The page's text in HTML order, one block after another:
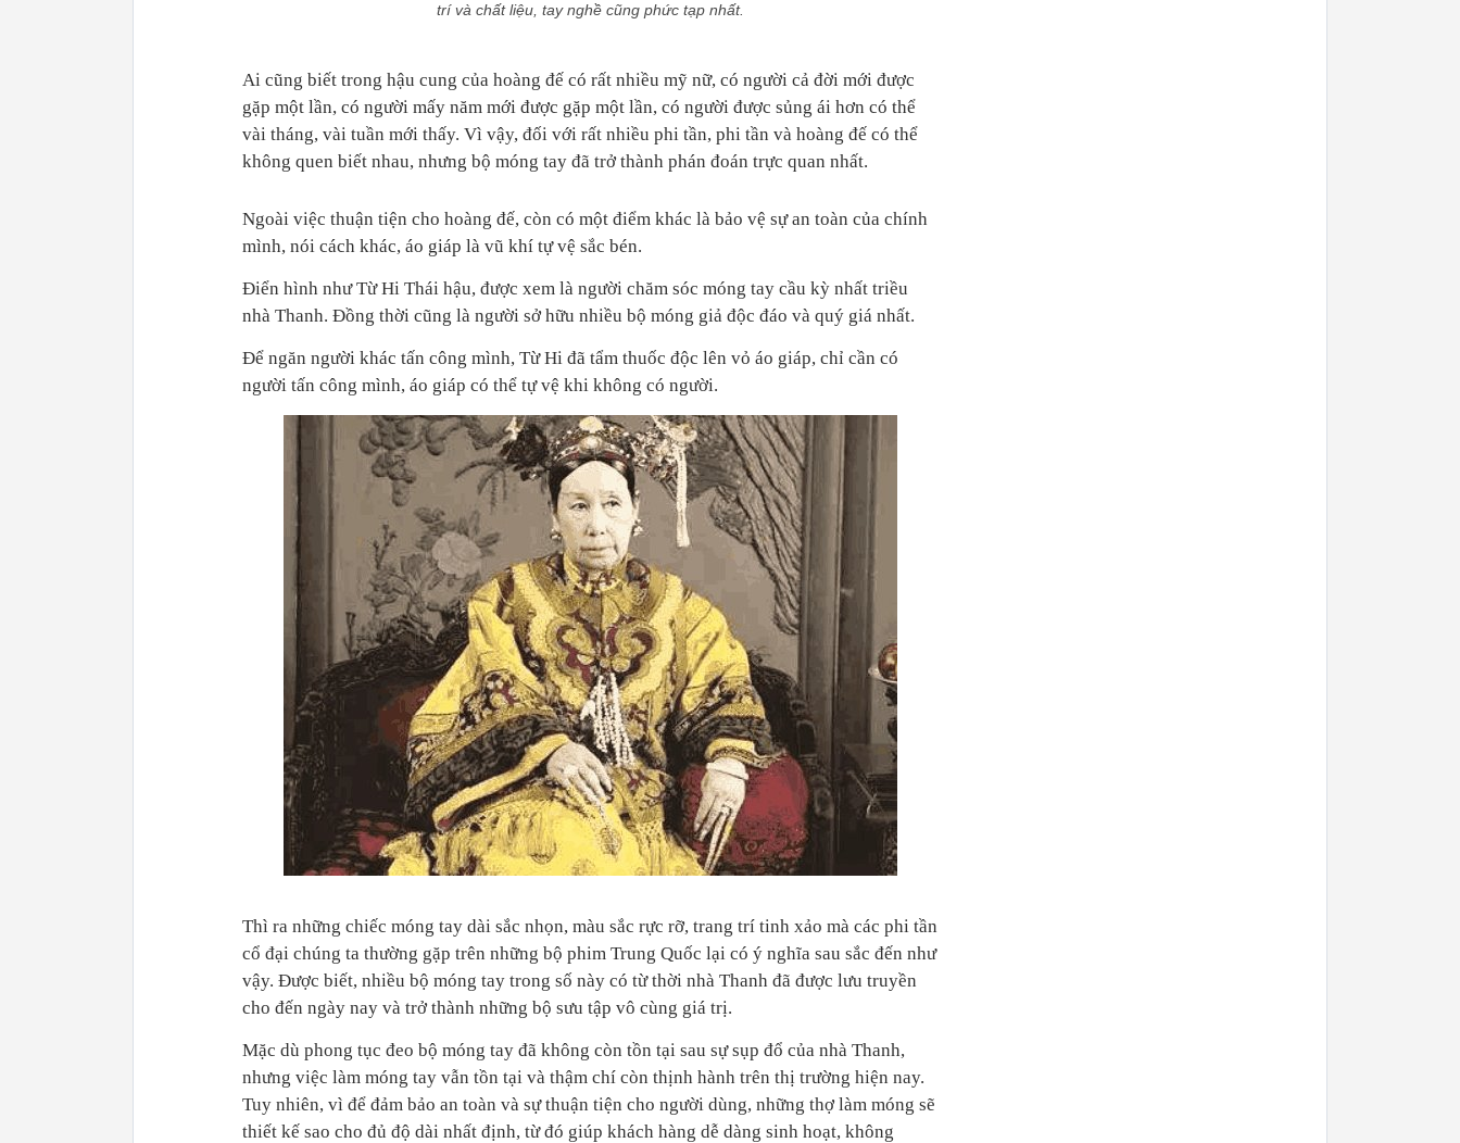
trí và chất liệu, tay nghề cũng phức tạp nhất.
Ai cũng biết trong hậu cung của hoàng đế có rất nhiều mỹ nữ, có người cả đời mới được
gặp một lần, có người mấy năm mới được gặp một lần, có người được sủng ái hơn có thể
vài tháng, vài tuần mới thấy. Vì vậy, đối với rất nhiều phi tần, phi tần và hoàng đế có thể
không quen biết nhau, nhưng bộ móng tay đã trở thành phán đoán trực quan nhất.
Ngoài việc thuận tiện cho hoàng đế, còn có một điểm khác là bảo vệ sự an toàn của chính
mình, nói cách khác, áo giáp là vũ khí tự vệ sắc bén.
Điển hình như Từ Hi Thái hậu, được xem là người chăm sóc móng tay cầu kỳ nhất triều
nhà Thanh. Đồng thời cũng là người sở hữu nhiều bộ móng giả độc đáo và quý giá nhất.
Để ngăn người khác tấn công mình, Từ Hi đã tẩm thuốc độc lên vỏ áo giáp, chỉ cần có
người tấn công mình, áo giáp có thể tự vệ khi không có người.
Thì ra những chiếc móng tay dài sắc nhọn, màu sắc rực rỡ, trang trí tinh xảo mà các phi tần
cổ đại chúng ta thường gặp trên những bộ phim Trung Quốc lại có ý nghĩa sau sắc đến như
vậy. Được biết, nhiều bộ móng tay trong số này có từ thời nhà Thanh đã được lưu truyền
cho đến ngày nay và trở thành những bộ sưu tập vô cùng giá trị.
Mặc dù phong tục đeo bộ móng tay đã không còn tồn tại sau sự sụp đổ của nhà Thanh,
nhưng việc làm móng tay vẫn tồn tại và thậm chí còn thịnh hành trên thị trường hiện nay.
Tuy nhiên, vì để đảm bảo an toàn và sự thuận tiện cho người dùng, những thợ làm móng sẽ
thiết kế sao cho đủ độ dài nhất định, từ đó giúp khách hàng dễ dàng sinh hoạt, không